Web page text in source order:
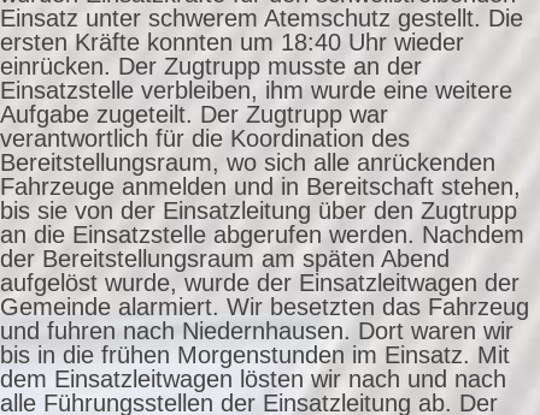
Einsatz unter schwerem Atemschutz gestellt. Die
ersten Kräfte konnten um 18:40 Uhr wieder
einrücken. Der Zugtrupp musste an der
Einsatzstelle verbleiben, ihm wurde eine weitere
Aufgabe zugeteilt. Der Zugtrupp war
verantwortlich für die Koordination des
Bereitstellungsraum, wo sich alle anrückenden
Fahrzeuge anmelden und in Bereitschaft stehen,
bis sie von der Einsatzleitung über den Zugtrupp
an die Einsatzstelle abgerufen werden. Nachdem
der Bereitstellungsraum am späten Abend
aufgelöst wurde, wurde der Einsatzleitwagen der
Gemeinde alarmiert. Wir besetzten das Fahrzeug
und fuhren nach Niedernhausen. Dort waren wir
bis in die frühen Morgenstunden im Einsatz. Mit
dem Einsatzleitwagen lösten wir nach und nach
alle Führungsstellen der Einsatzleitung ab. Der